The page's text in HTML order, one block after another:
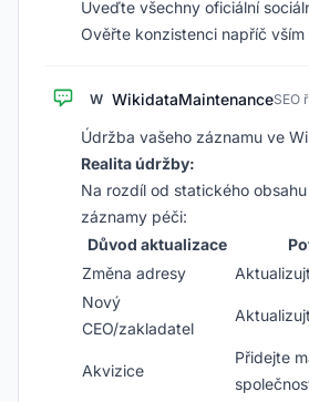
Uveďte všechny oficiální
Ověřte konzistenci napříč vším
W WikidataMaintenanceSEO
Údržba vašeho záznamu ve
Realita údržby:
Na rozdíl od statického
záznamy péči:
Důvod aktualizace
Změna adresy
Nový
CEO/zakladatel
Akvizice
Přidejte